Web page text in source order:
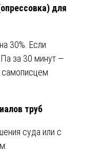
для
30%. Если
за 30 минут —
самописцем
труб
суда или с